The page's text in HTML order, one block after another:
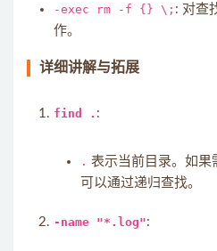
-exec rm -f {} \; : 对查
作。
详细讲解与拓展
find . :
. 表示当前目录。如果
可以通过递归查找。
-name "*.log":